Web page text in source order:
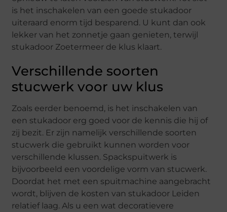
is het inschakelen van een goede stukadoor
uiteraard enorm tijd besparend. U kunt dan ook
lekker van het zonnetje gaan genieten, terwijl
stukadoor Zoetermeer de klus klaart.
Verschillende soorten
stucwerk voor uw klus
Zoals eerder benoemd, is het inschakelen van
een stukadoor erg goed voor de kennis die hij of
zij bezit. Er zijn namelijk verschillende soorten
stucwerk die gebruikt kunnen worden voor
verschillende klussen. Spackspuitwerk is
bijvoorbeeld een voordelige vorm van stucwerk.
Doordat het met een spuitmachine aangebracht
wordt, blijven de kosten van stukadoor Leiden
relatief laag. Als u een wat decoratievere